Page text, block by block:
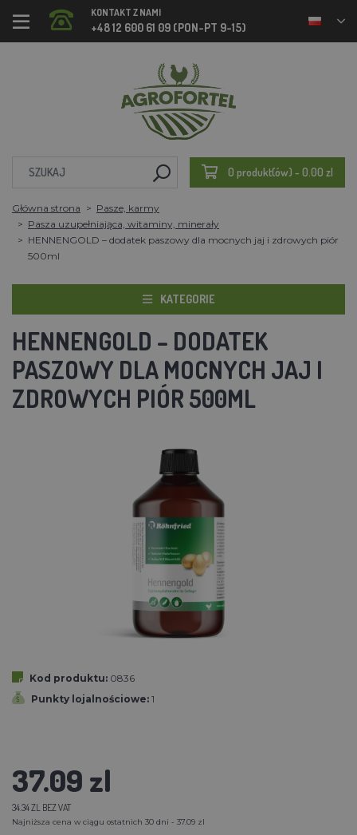
KONTAKT Z NAMI
+48 12 600 61 09 (PON-PT 9-15)
0 produkt(ów) - 0.00 zl
Główna strona
Pasze, karmy
Pasza uzupełniająca, witaminy, minerały
HENNENGOLD – dodatek paszowy dla mocnych jaj i zdrowych piór
500ml
KATEGORIE
HENNENGOLD – DODATEK
PASZOWY DLA MOCNYCH JAJ I
ZDROWYCH PIÓR 500ML
Kod produktu: 0836
Punkty lojalnościowe: 1
37.09 zl
34.34 ZL BEZ VAT
Najniższa cena w ciągu ostatnich 30 dni - 37.09 zl